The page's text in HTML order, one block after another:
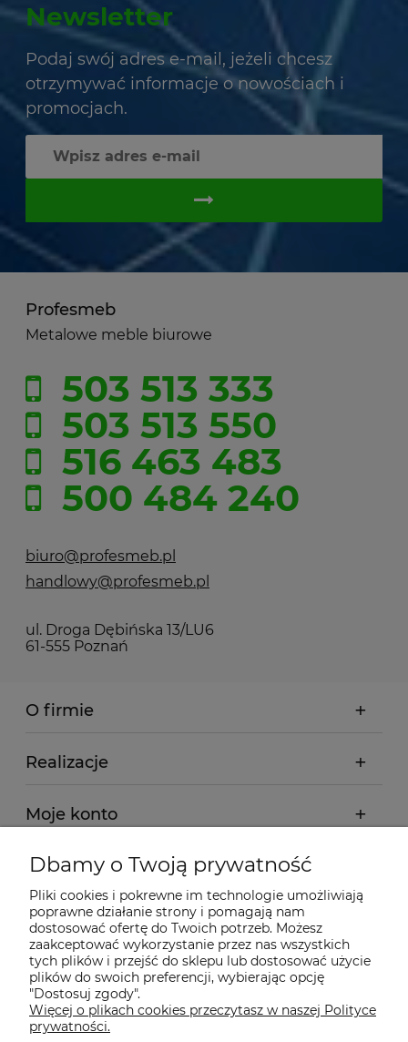
Newsletter
Podaj swój adres e-mail, jeżeli chcesz
otrzymywać informacje o nowościach i
promocjach.
Profesmeb
Metalowe meble biurowe
503 513 333
503 513 550
516 463 483
500 484 240
biuro@profesmeb.pl
handlowy@profesmeb.pl
ul. Droga Dębińska 13/LU6
61-555 Poznań
O firmie
Realizacje
Moje konto
Regulamin
Dostawa - realizacja
Gwarancja i zwroty
Pomoc
Dbamy o Twoją prywatność
Pliki cookies i pokrewne im technologie umożliwiają
poprawne działanie strony i pomagają nam
dostosować ofertę do Twoich potrzeb. Możesz
zaakceptować wykorzystanie przez nas wszystkich
tych plików i przejść do sklepu lub dostosować użycie
plików do swoich preferencji, wybierając opcję
"Dostosuj zgody".
Więcej o plikach cookies przeczytasz w naszej Polityce
prywatności.